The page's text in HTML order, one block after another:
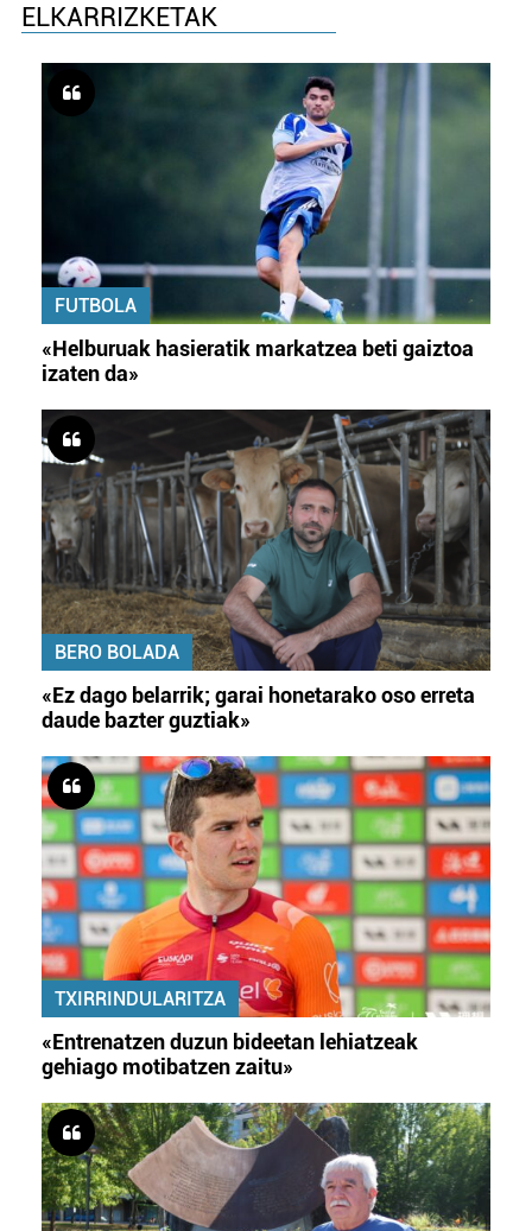
ELKARRIZKETAK
FUTBOLA
«Helburuak hasieratik markatzea beti gaiztoa
izaten da»
BERO BOLADA
«Ez dago belarrik; garai honetarako oso erreta
daude bazter guztiak»
TXIRRINDULARITZA
«Entrenatzen duzun bideetan lehiatzeak
gehiago motibatzen zaitu»